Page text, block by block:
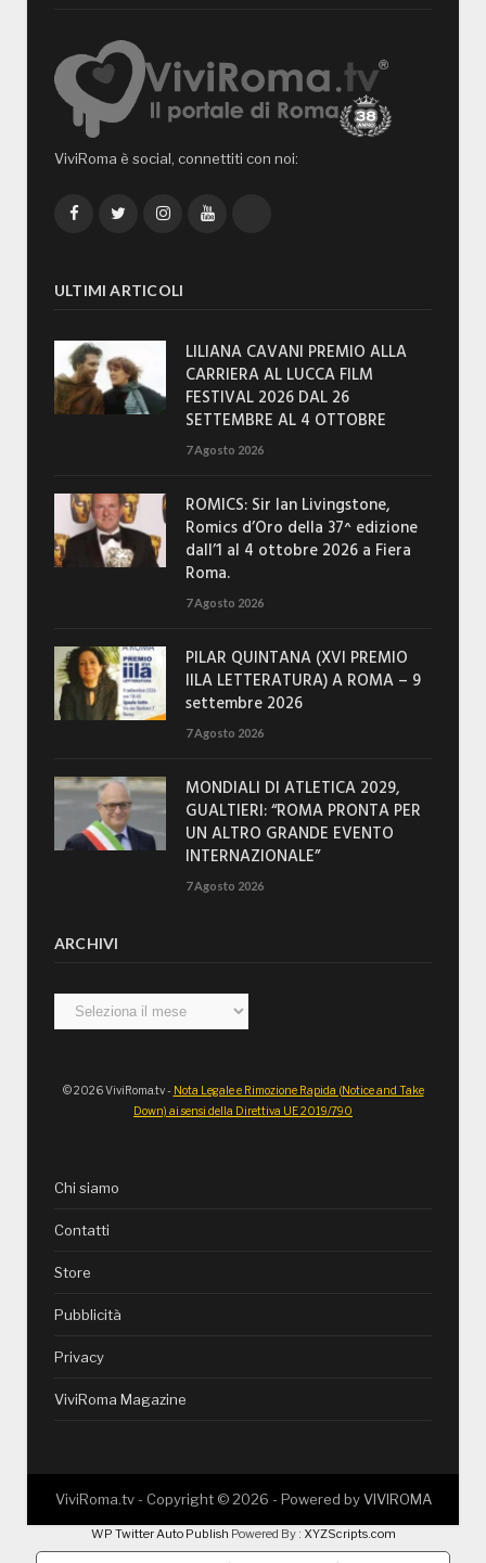
ViviRoma è social, connettiti con noi:
FacebookTwitterInstagramYouTube
ULTIMI ARTICOLI
LILIANA CAVANI PREMIO ALLA
CARRIERA AL LUCCA FILM
FESTIVAL 2026 DAL 26
SETTEMBRE AL 4 OTTOBRE
7 Agosto 2026
ROMICS: Sir Ian Livingstone,
Romics d’Oro della 37^ edizione
dall’1 al 4 ottobre 2026 a Fiera
Roma.
7 Agosto 2026
PILAR QUINTANA (XVI PREMIO
IILA LETTERATURA) A ROMA – 9
settembre 2026
7 Agosto 2026
MONDIALI DI ATLETICA 2029,
GUALTIERI: “ROMA PRONTA PER
UN ALTRO GRANDE EVENTO
INTERNAZIONALE”
7 Agosto 2026
ARCHIVI
Archivi
© 2026 ViviRoma.tv - Nota Legale e Rimozione Rapida (Notice and Take
Down) ai sensi della Direttiva UE 2019/790
Chi siamo
Contatti
Store
Pubblicità
Privacy
ViviRoma Magazine
ViviRoma.tv - Copyright © 2026 - Powered byVIVIROMA
WP Twitter Auto Publish Powered By : XYZScripts.com